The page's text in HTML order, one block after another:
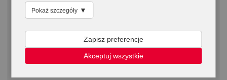
Pokaż szczegóły ▼
Zapisz preferencje
Akceptuj wszystkie